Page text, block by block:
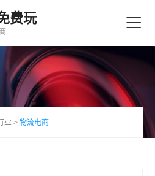
费玩
业 > 物流电商